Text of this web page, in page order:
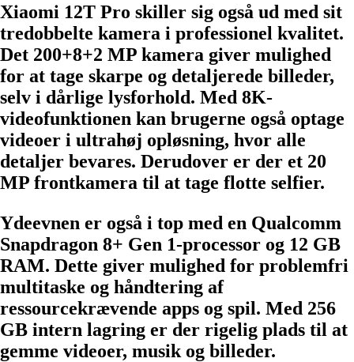
Xiaomi 12T Pro skiller sig også ud med sit
tredobbelte kamera i professionel kvalitet.
Det 200+8+2 MP kamera giver mulighed
for at tage skarpe og detaljerede billeder,
selv i dårlige lysforhold. Med 8K-
videofunktionen kan brugerne også optage
videoer i ultrahøj opløsning, hvor alle
detaljer bevares. Derudover er der et 20
MP frontkamera til at tage flotte selfier.
Ydeevnen er også i top med en Qualcomm
Snapdragon 8+ Gen 1-processor og 12 GB
RAM. Dette giver mulighed for problemfri
multitaske og håndtering af
ressourcekrævende apps og spil. Med 256
GB intern lagring er der rigelig plads til at
gemme videoer, musik og billeder.